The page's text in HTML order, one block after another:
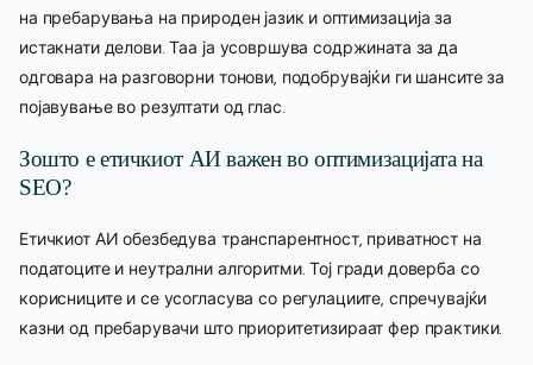
на пребарувања на природен јазик и оптимизација за
истакнати делови. Таа ја усовршува содржината за да
одговара на разговорни тонови, подобрувајќи ги шансите за
појавување во резултати од глас.
Зошто е етичкиот АИ важен во оптимизацијата на
SEO?
Етичкиот АИ обезбедува транспарентност, приватност на
податоците и неутрални алгоритми. Тој гради доверба со
корисниците и се усогласува со регулациите, спречувајќи
казни од пребарувачи што приоритетизираат фер практики.